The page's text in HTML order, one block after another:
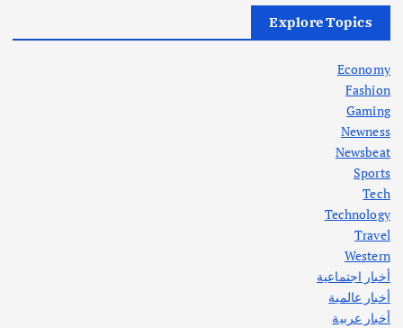
في جذور المشكلة وحلولها المستدامة
أهم الأخبار
اختتام ورشة السينوغرافيا في مدينة كلباء الاماراتية
أغسطس 3, 2026
Explore Topics
Economy
Fashion
Gaming
Newness
Newsbeat
Sports
Tech
Technology
Travel
Western
أخبار اجتماعية
أخبار عالمية
أخبار عربية